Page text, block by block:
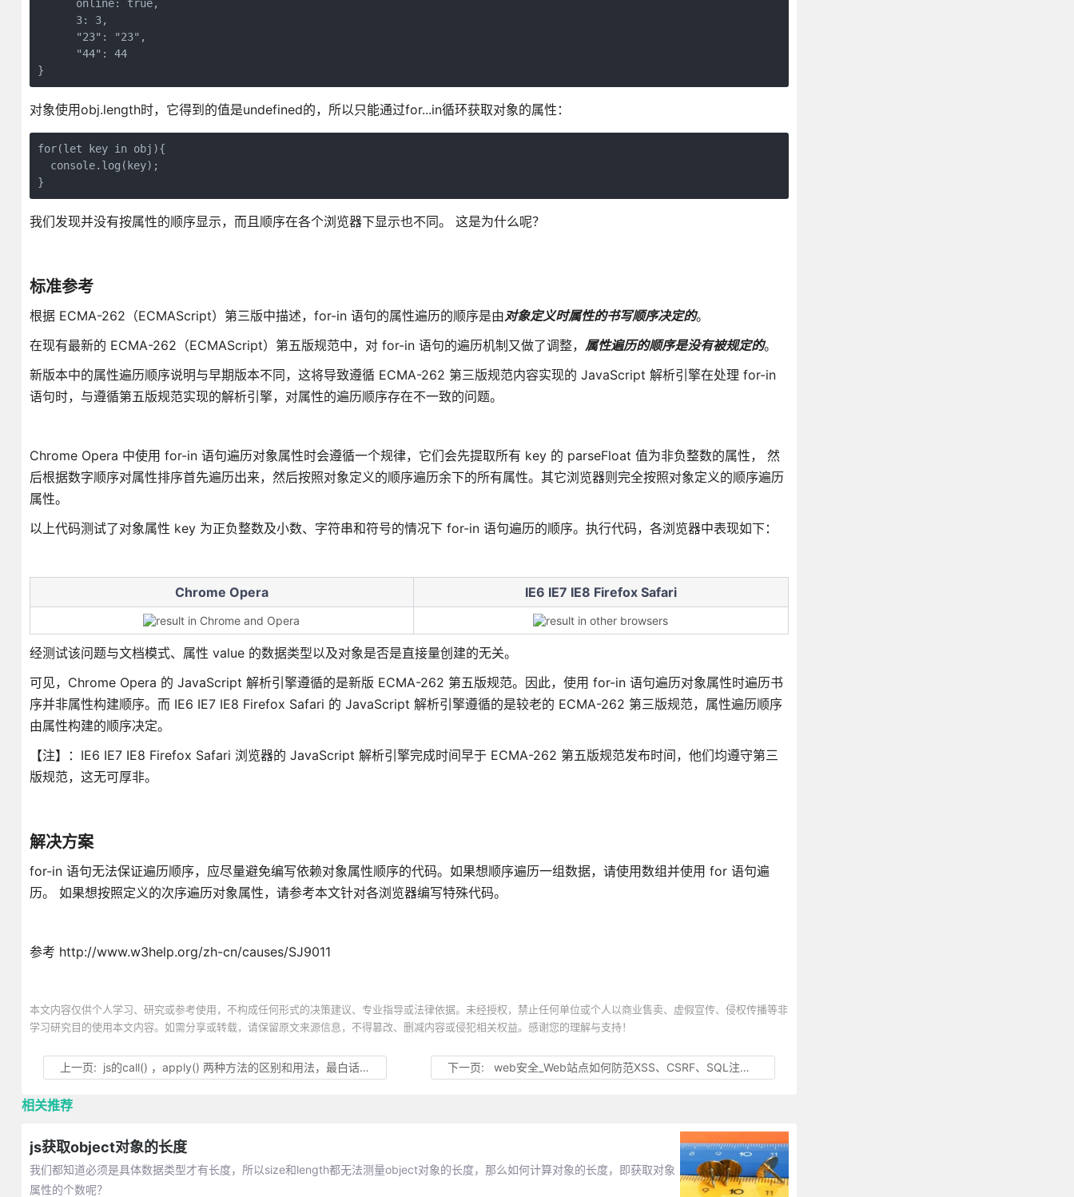
      online: true,
      3: 3,
      "23": "23",
      "44": 44
}
对象使用obj.length时，它得到的值是undefined的，所以只能通过for...in循环获取对象的属性：
for(let key in obj){
  console.log(key);
}
我们发现并没有按属性的顺序显示，而且顺序在各个浏览器下显示也不同。 这是为什么呢？
标准参考
根据 ECMA-262（ECMAScript）第三版中描述，for-in 语句的属性遍历的顺序是由对象定义时属性的书写顺序决定的。
在现有最新的 ECMA-262（ECMAScript）第五版规范中，对 for-in 语句的遍历机制又做了调整， 属性遍历的顺序是没有被规定的。
新版本中的属性遍历顺序说明与早期版本不同，这将导致遵循 ECMA-262 第三版规范内容实现的 JavaScript 解析引擎在处理 for-in
语句时，与遵循第五版规范实现的解析引擎，对属性的遍历顺序存在不一致的问题。
Chrome Opera 中使用 for-in 语句遍历对象属性时会遵循一个规律，它们会先提取所有 key 的 parseFloat 值为非负整数的属性， 然
后根据数字顺序对属性排序首先遍历出来，然后按照对象定义的顺序遍历余下的所有属性。其它浏览器则完全按照对象定义的顺序遍历
属性。
以上代码测试了对象属性 key 为正负整数及小数、字符串和符号的情况下 for-in 语句遍历的顺序。执行代码，各浏览器中表现如下：
Chrome Opera IE6 IE7 IE8 Firefox Safari
经测试该问题与文档模式、属性 value 的数据类型以及对象是否是直接量创建的无关。
可见，Chrome Opera 的 JavaScript 解析引擎遵循的是新版 ECMA-262 第五版规范。因此，使用 for-in 语句遍历对象属性时遍历书
序并非属性构建顺序。而 IE6 IE7 IE8 Firefox Safari 的 JavaScript 解析引擎遵循的是较老的 ECMA-262 第三版规范，属性遍历顺序
由属性构建的顺序决定。
【注】：IE6 IE7 IE8 Firefox Safari 浏览器的 JavaScript 解析引擎完成时间早于 ECMA-262 第五版规范发布时间，他们均遵守第三
版规范，这无可厚非。
解决方案
for-in 语句无法保证遍历顺序，应尽量避免编写依赖对象属性顺序的代码。如果想顺序遍历一组数据，请使用数组并使用 for 语句遍
历。 如果想按照定义的次序遍历对象属性，请参考本文针对各浏览器编写特殊代码。
参考 http://www.w3help.org/zh-cn/causes/SJ9011
本文内容仅供个人学习、研究或参考使用，不构成任何形式的决策建议、专业指导或法律依据。未经授权，禁止任何单位或个人以商业售卖、虚假宣传、侵权传播等非
学习研究目的使用本文内容。如需分享或转载，请保留原文来源信息，不得篡改、删减内容或侵犯相关权益。感谢您的理解与支持！
上一页: js的call() ，apply() 两种方法的区别和用法，最白话文的解释 下一页: web安全_Web站点如何防范XSS、CSRF、SQL注入攻击
相关推荐
js获取object对象的长度
我们都知道必须是具体数据类型才有长度，所以size和length都无法测量object对象的长度，那么如何计算对象的长度，即获取对象
属性的个数呢？